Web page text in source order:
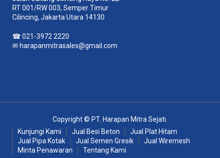
RT 001/RW 003, Semper Timur
Cilincing, Jakarta Utara 14130
☎021-3972 2220
✉ harapanmitrasales@gmail.com
Copyright © PT. Harapan Mitra Sejati.
Kunjungi Kami
Jual Besi Beton
Jual Plat Hitam
Jual Pipa Kotak
Jual Semen Gresik
Jual Wiremesh
Minta Penawaran
Tentang Kami